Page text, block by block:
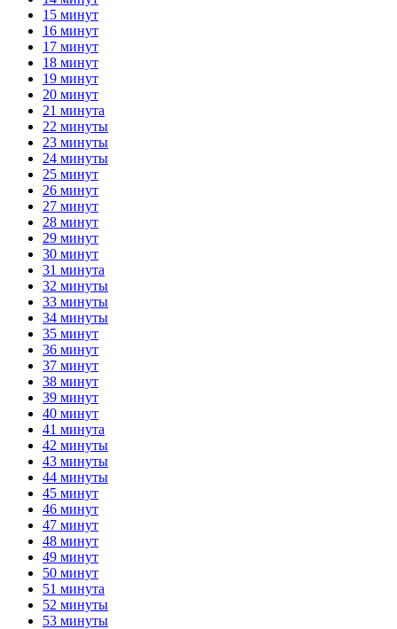
15 минут
16 минут
17 минут
18 минут
19 минут
20 минут
21 минута
22 минуты
23 минуты
24 минуты
25 минут
26 минут
27 минут
28 минут
29 минут
30 минут
31 минута
32 минуты
33 минуты
34 минуты
35 минут
36 минут
37 минут
38 минут
39 минут
40 минут
41 минута
42 минуты
43 минуты
44 минуты
45 минут
46 минут
47 минут
48 минут
49 минут
50 минут
51 минута
52 минуты
53 минуты